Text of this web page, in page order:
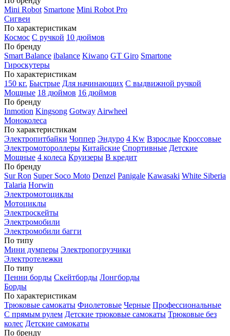
Mini Robot Smartone Mini Robot Pro
Сигвеи
По характеристикам
Космос С ручкой 10 дюймов
По бренду
Smart Balance ibalance Kiwano GT Giro Smartone
Гироскутеры
По характеристикам
150 кг. Быстрые Для начинающих С выдвижной ручкой
Мощные 18 дюймов 16 дюймов
По бренду
Inmotion Kingsong Gotway Airwheel
Моноколеса
По характеристикам
Электропитбайки Чоппер Эндуро 4 Kw Взрослые Кроссовые
Электромотороллеры Китайские Спортивные Детские
Мощные 4 колеса Круизеры В кредит
По бренду
Sur Ron Super Soco Moto Denzel Panigale Kawasaki White Siberia
Talaria Horwin
Электромотоциклы
Мотоциклы
Электроскейты
Электромобили
Электромобили багги
По типу
Мини думперы Электропогрузчики
Электротележки
По типу
Пенни борды Скейтборды Лонгборды
Борды
По характеристикам
Трюковые самокаты Фиолетовые Черные Профессиональные
С прямым рулем Детские трюковые самокаты Трюковые без
колес Детские самокаты
По бренду